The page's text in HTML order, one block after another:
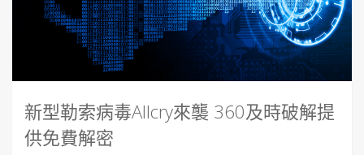
新型勒索病毒Allcry來襲 360及時破解提
供免費解密